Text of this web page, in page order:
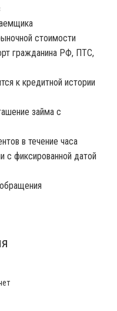
стоимости
гражданина РФ, ПТС,
к кредитной истории
займа с
в течение часа
с фиксированной датой